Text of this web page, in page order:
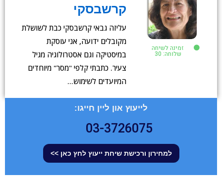
זמינה לשיחה
שלוחה: 30
קרשבסקי
עליזה גבאי קרשבסקי כבת לשושלת
מקובלים ידועה, אני עוסקת
במיסטיקה וגם אסטרולוגיה מגיל
צעיר. כתבתי קלפי "מסר" מיוחדים
המיועדים לשימוש…
לייעוץ און ליין חייגו:
03-3726075
למחירון ורכישת שיחת ייעוץ לחץ כאן >>